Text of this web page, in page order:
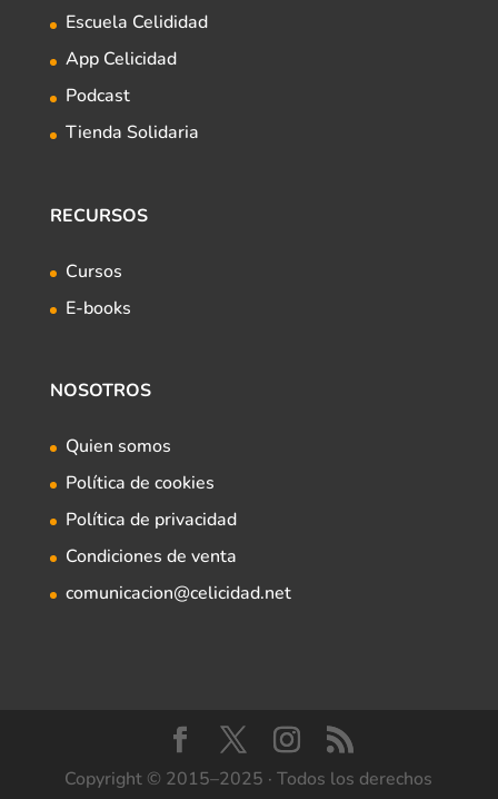
Escuela Celididad
App Celicidad
Podcast
Tienda Solidaria
RECURSOS
Cursos
E-books
NOSOTROS
Quien somos
Política de cookies
Política de privacidad
Condiciones de venta
comunicacion@celicidad.net
Copyright © 2015–2025 · Todos los derechos